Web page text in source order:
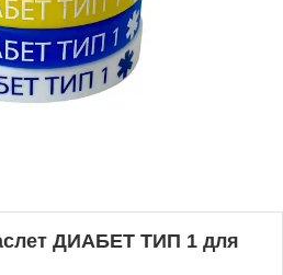
ДИАБЕТ ТИП 1 для